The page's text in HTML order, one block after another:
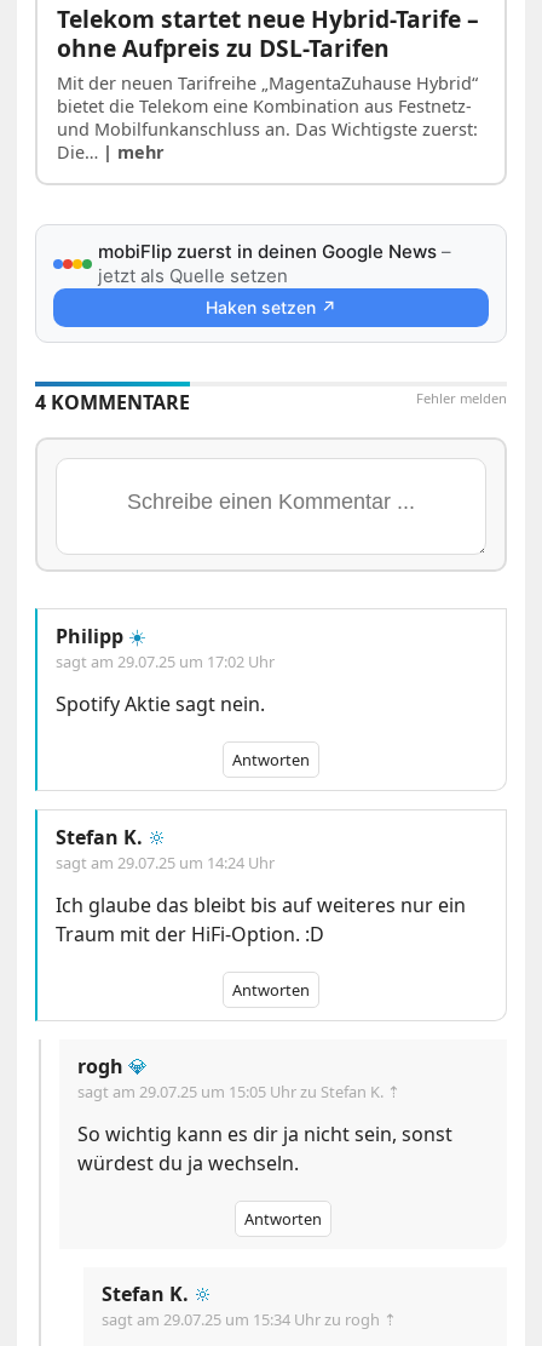
Telekom startet neue Hybrid-Tarife –
ohne Aufpreis zu DSL-Tarifen
Mit der neuen Tarifreihe „MagentaZuhause Hybrid“
bietet die Telekom eine Kombination aus Festnetz-
und Mobilfunkanschluss an. Das Wichtigste zuerst:
Die… | mehr
mobiFlip zuerst in deinen Google News –
jetzt als Quelle setzen
Haken setzen ↗
Fehler melden
4 KOMMENTARE
Philipp ☀️
sagt am29.07.25 um 17:02 Uhr
Spotify Aktie sagt nein.
Antworten
Stefan K. 🔆
sagt am29.07.25 um 14:24 Uhr
Ich glaube das bleibt bis auf weiteres nur ein
Traum mit der HiFi-Option. :D
Antworten
rogh 💎
sagt am29.07.25 um 15:05 Uhrzu Stefan K. ⇡
So wichtig kann es dir ja nicht sein, sonst
würdest du ja wechseln.
Antworten
Stefan K. 🔆
sagt am29.07.25 um 15:34 Uhrzu rogh ⇡